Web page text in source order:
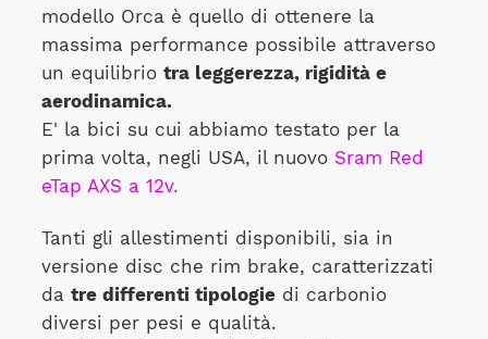
modello Orca è quello di ottenere la
massima performance possibile attraverso
un equilibrio tra leggerezza, rigidità e
aerodinamica.
E' la bici su cui abbiamo testato per la
prima volta, negli USA, il nuovo Sram Red
eTap AXS a 12v.
Tanti gli allestimenti disponibili, sia in
versione disc che rim brake, caratterizzati
da tre differenti tipologiedi carbonio
diversi per pesi e qualità.